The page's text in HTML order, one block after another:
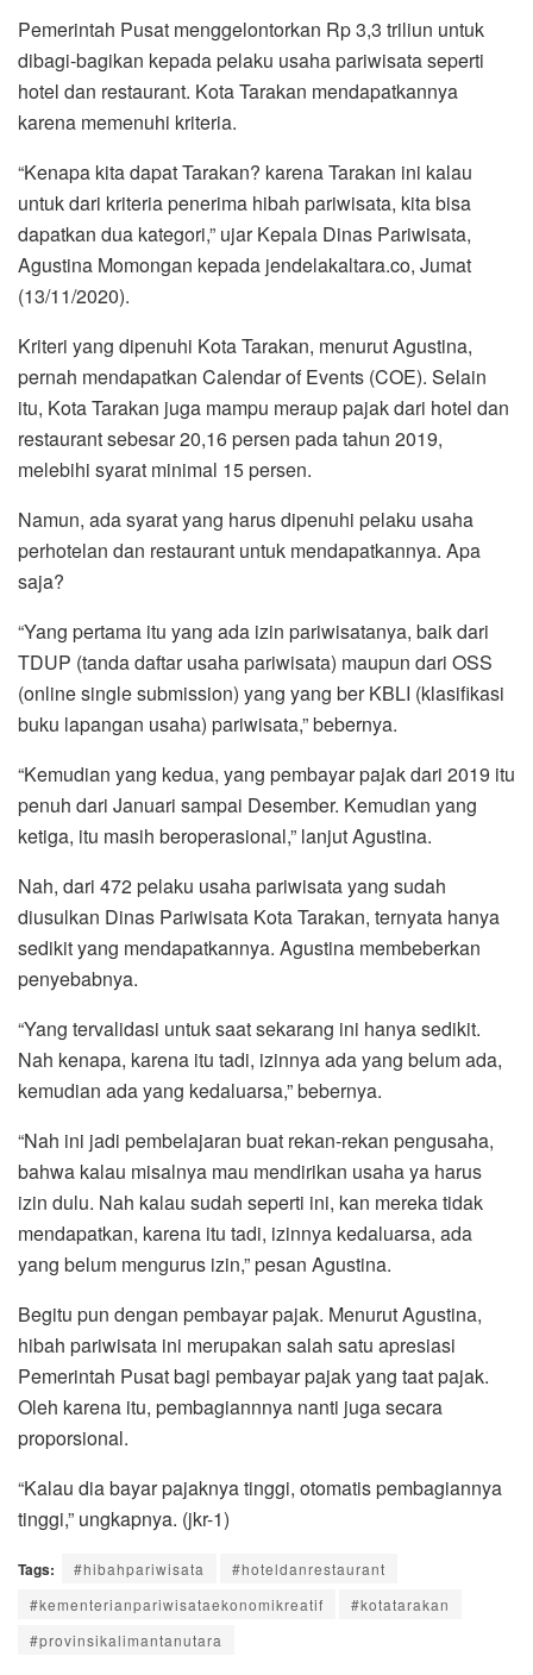
Pemerintah Pusat menggelontorkan Rp 3,3 triliun untuk
dibagi-bagikan kepada pelaku usaha pariwisata seperti
hotel dan restaurant. Kota Tarakan mendapatkannya
karena memenuhi kriteria.
“Kenapa kita dapat Tarakan? karena Tarakan ini kalau
untuk dari kriteria penerima hibah pariwisata, kita bisa
dapatkan dua kategori,” ujar Kepala Dinas Pariwisata,
Agustina Momongan kepada jendelakaltara.co, Jumat
(13/11/2020).
Kriteri yang dipenuhi Kota Tarakan, menurut Agustina,
pernah mendapatkan Calendar of Events (COE). Selain
itu, Kota Tarakan juga mampu meraup pajak dari hotel dan
restaurant sebesar 20,16 persen pada tahun 2019,
melebihi syarat minimal 15 persen.
Namun, ada syarat yang harus dipenuhi pelaku usaha
perhotelan dan restaurant untuk mendapatkannya. Apa
saja?
“Yang pertama itu yang ada izin pariwisatanya, baik dari
TDUP (tanda daftar usaha pariwisata) maupun dari OSS
(online single submission) yang yang ber KBLI (klasifikasi
buku lapangan usaha) pariwisata,” bebernya.
“Kemudian yang kedua, yang pembayar pajak dari 2019 itu
penuh dari Januari sampai Desember. Kemudian yang
ketiga, itu masih beroperasional,” lanjut Agustina.
Nah, dari 472 pelaku usaha pariwisata yang sudah
diusulkan Dinas Pariwisata Kota Tarakan, ternyata hanya
sedikit yang mendapatkannya. Agustina membeberkan
penyebabnya.
“Yang tervalidasi untuk saat sekarang ini hanya sedikit.
Nah kenapa, karena itu tadi, izinnya ada yang belum ada,
kemudian ada yang kedaluarsa,” bebernya.
“Nah ini jadi pembelajaran buat rekan-rekan pengusaha,
bahwa kalau misalnya mau mendirikan usaha ya harus
izin dulu. Nah kalau sudah seperti ini, kan mereka tidak
mendapatkan, karena itu tadi, izinnya kedaluarsa, ada
yang belum mengurus izin,” pesan Agustina.
Begitu pun dengan pembayar pajak. Menurut Agustina,
hibah pariwisata ini merupakan salah satu apresiasi
Pemerintah Pusat bagi pembayar pajak yang taat pajak.
Oleh karena itu, pembagiannnya nanti juga secara
proporsional.
“Kalau dia bayar pajaknya tinggi, otomatis pembagiannya
tinggi,” ungkapnya. (jkr-1)
Tags: #hibahpariwisata
#hoteldanrestaurant
#kementerianpariwisataekonomikreatif
#kotatarakan
#provinsikalimantanutara